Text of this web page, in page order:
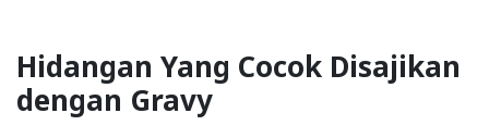
Hidangan Yang Cocok Disajikan
dengan Gravy